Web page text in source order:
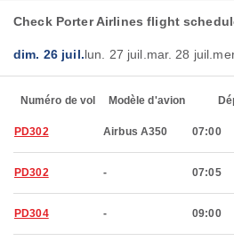
Check Porter Airlines flight
dim. 26 juil.lun. 27 juil. mar. 28 juil.
Numéro de vol Modèle d'avion
PD302 Airbus A350 07:00
PD302 - 07:05
PD304 - 09:00